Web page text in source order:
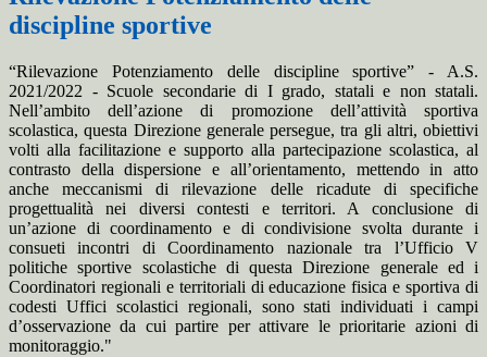
discipline sportive
“Rilevazione Potenziamento delle discipline sportive” - A.S.
2021/2022 - Scuole secondarie di I grado, statali e non statali.
Nell’ambito dell’azione di promozione dell’attività sportiva
scolastica, questa Direzione generale persegue, tra gli altri, obiettivi
volti alla facilitazione e supporto alla partecipazione scolastica, al
contrasto della dispersione e all’orientamento, mettendo in atto
anche meccanismi di rilevazione delle ricadute di specifiche
progettualità nei diversi contesti e territori. A conclusione di
un’azione di coordinamento e di condivisione svolta durante i
consueti incontri di Coordinamento nazionale tra l’Ufficio V
politiche sportive scolastiche di questa Direzione generale ed i
Coordinatori regionali e territoriali di educazione fisica e sportiva di
codesti Uffici scolastici regionali, sono stati individuati i campi
d’osservazione da cui partire per attivare le prioritarie azioni di
monitoraggio."